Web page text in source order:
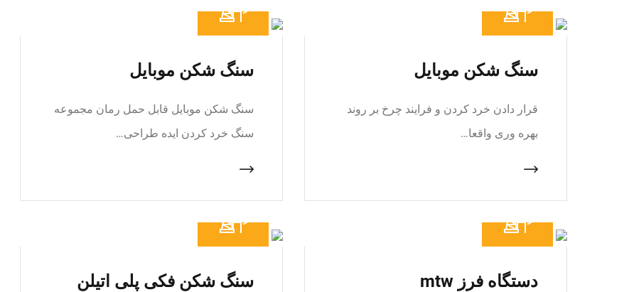
سنگ شکن موبایل
قرار دادن خرد کردن و فرایند چرخ بر روند
بهره وری واقعا…
سنگ شکن موبایل
سنگ شکن موبایل قابل حمل رمان مجموعه
سنگ خرد کردن ایده طراحی…
دستگاه فرز mtw سنگ شکن فکی پلی اتیلن